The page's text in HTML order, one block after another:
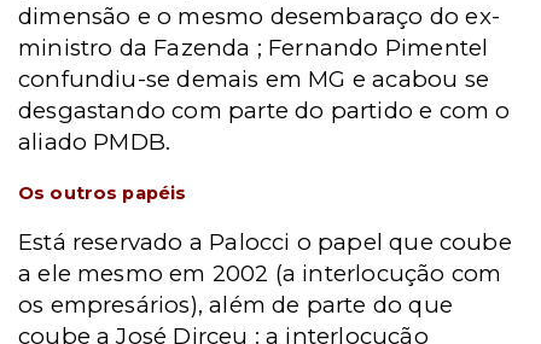
dimensão e o mesmo desembaraço do ex-
ministro da Fazenda ; Fernando Pimentel
confundiu-se demais em MG e acabou se
desgastando com parte do partido e com o
aliado PMDB.
Os outros papéis
Está reservado a Palocci o papel que coube
a ele mesmo em 2002 (a interlocução com
os empresários), além de parte do que
coube a José Dirceu : a interlocução